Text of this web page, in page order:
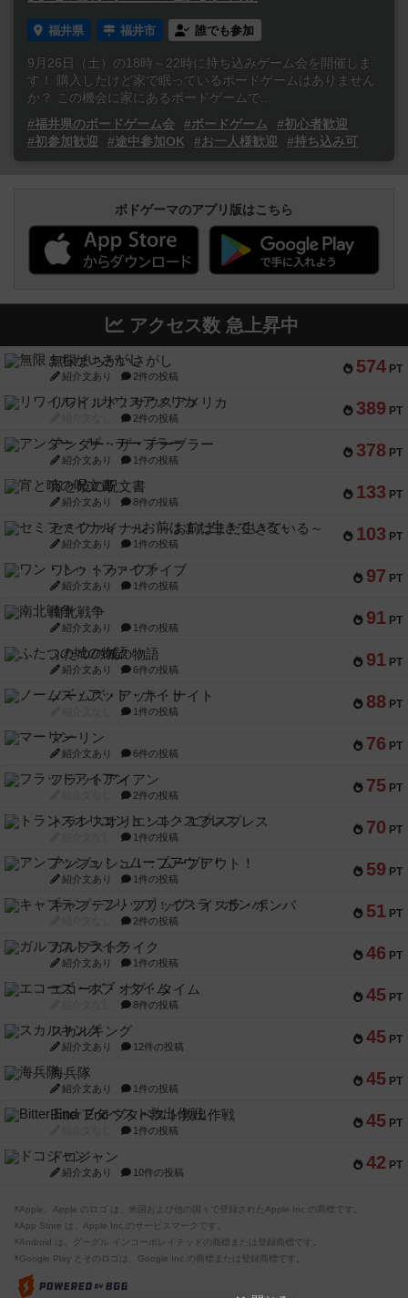
福井県 福井市 誰でも参加
9月26日（土）の18時～22時に持ち込みゲーム会を開催しま
す！ 購入したけど家で眠っているボードゲームはありません
か？ この機会に家にあるボードゲームで...
#福井県のボードゲーム会
#ボードゲーム
#初心者歓迎
#初参加歓迎
#途中参加OK #お一人様歓迎 #持ち込み可
ボドゲーマのアプリ版はこちら
アクセス数 急上昇中
574 PT
無限まちがいさがし
紹介文あり 2件の投稿
389 PT
リワイルド：サウスアメリカ
2件の投稿
378 PT
アンダー・ザ・テーブラー
紹介文あり 1件の投稿
133 PT
宵と暁の呪文書
紹介文あり 8件の投稿
103 PT
セミファイナル ～お前はまだ生きている～
紹介文あり 1件の投稿
97 PT
ワン・トゥ・ファイブ
紹介文あり 1件の投稿
91 PT
南北戦争
紹介文あり 1件の投稿
91 PT
ふたつの城の物語
紹介文あり 6件の投稿
88 PT
ノームズ・アット・ナイト
1件の投稿
76 PT
マーリン
紹介文あり 6件の投稿
75 PT
フラットアイアン
2件の投稿
70 PT
トランスオリエント・エクスプレス
1件の投稿
59 PT
アンブッシュ！：ムーブアウト！
紹介文あり 1件の投稿
51 PT
キャプテン・フリップ：イスラ・ボンバ
2件の投稿
46 PT
ガルフストライク
紹介文あり 1件の投稿
45 PT
エコーズ・オブ・タイム
8件の投稿
45 PT
スカルキング
紹介文あり 12件の投稿
45 PT
海兵隊
紹介文あり 1件の投稿
45 PT
Bitter End ブタペスト救出作戦
1件の投稿
42 PT
ドコジャン
紹介文あり 10件の投稿
※Apple、Apple のロゴ は、米国および他の国々で登録されたApple Inc.の商標です。
※App Store は、Apple Inc.のサービスマークです。
※Android は、グーグル インコーポレイテッドの商標または登録商標です。
※Google Play とそのロゴは、Google Inc.の商標または登録商標です。